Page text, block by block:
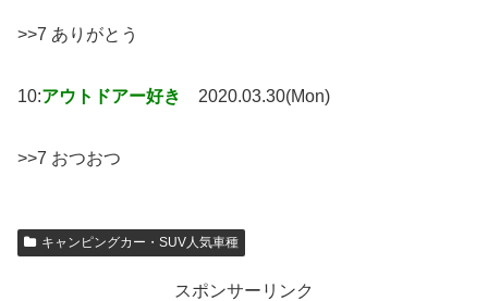
>>7 ありがとう
10:アウトドアー好き 2020.03.30(Mon)
>>7 おつおつ
キャンピングカー・SUV人気車種
スポンサーリンク